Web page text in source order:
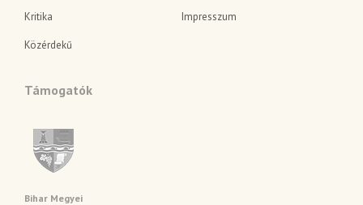
Kritika
Közérdekű
Impresszum
Támogatók
Bihar Megyei